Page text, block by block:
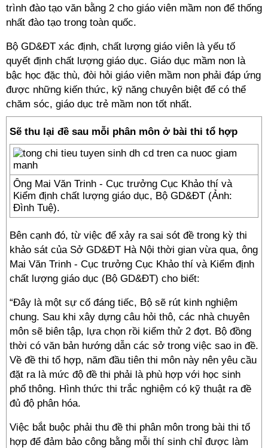
trình đào tạo văn bằng 2 cho giáo viên mầm non để thống
nhất đào tạo trong toàn quốc.
Bộ GD&ĐT xác định, chất lượng giáo viên là yếu tố
quyết định chất lượng giáo dục. Giáo dục mầm non là
bậc học đặc thù, đòi hỏi giáo viên mầm non phải đáp ứng
được những kiến thức, kỹ năng chuyên biệt để có thể
chăm sóc, giáo dục trẻ mầm non tốt nhất.
Sẽ thu lại đề sau mỗi phân môn ở bài thi tổ hợp
Ông Mai Văn Trinh - Cục trưởng Cục Khảo thí và
Kiểm định chất lượng giáo dục, Bộ GD&ĐT (Ảnh:
Đình Tuệ).
Bên cạnh đó, từ việc để xảy ra sai sót đề trong kỳ thi
khảo sát của Sở GD&ĐT Hà Nội thời gian vừa qua, ông
Mai Văn Trinh - Cục trưởng Cục Khảo thí và Kiểm định
chất lượng giáo dục (Bộ GD&ĐT) cho biết:
“Đây là một sự cố đáng tiếc, Bộ sẽ rút kinh nghiệm
chung. Sau khi xây dựng câu hỏi thô, các nhà chuyên
môn sẽ biên tập, lựa chọn rồi kiểm thử 2 đợt. Bộ đồng
thời có văn bản hướng dẫn các sở trong việc sao in đề.
Về đề thi tổ hợp, năm đầu tiên thi môn này nên yêu cầu
đặt ra là mức độ đề thi phải là phù hợp với học sinh
phổ thông. Hình thức thi trắc nghiệm có kỹ thuật ra đề
đủ độ phân hóa.
Việc bắt buộc phải thu đề thi phân môn trong bài thi tổ
hợp để đảm bảo công bằng mỗi thí sinh chỉ được làm